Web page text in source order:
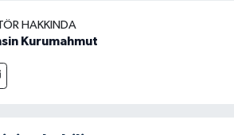
HAKKINDA
Kurumahmut